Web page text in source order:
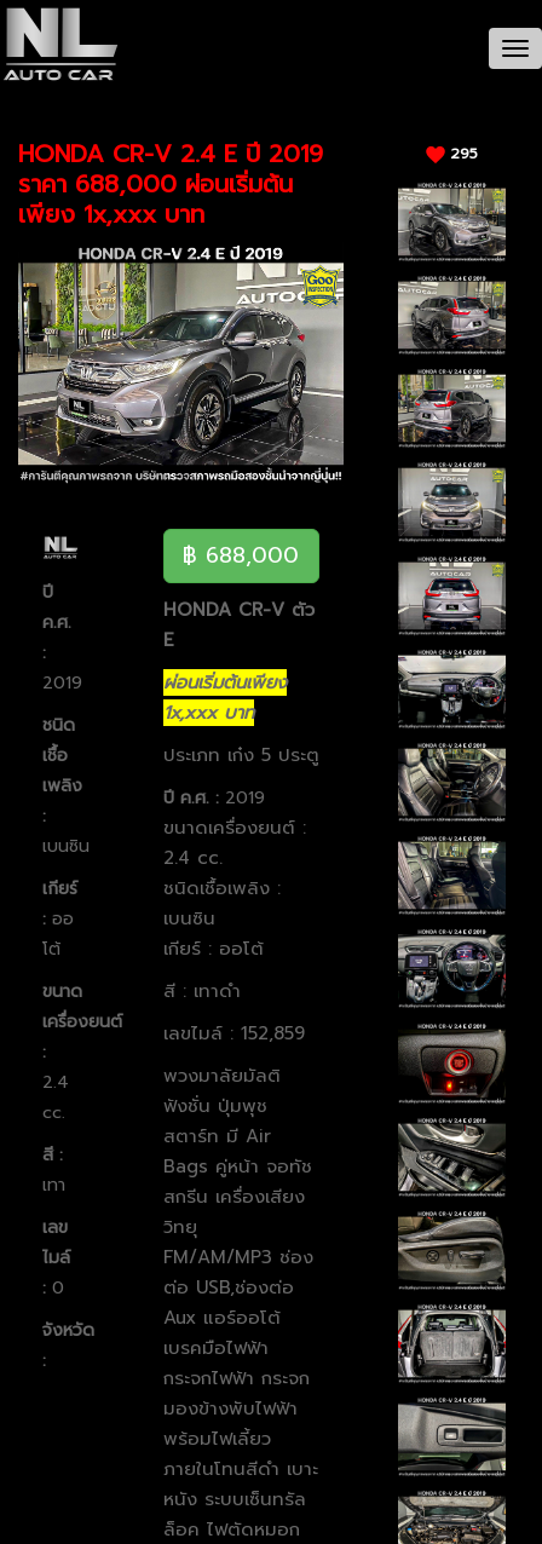
HONDA CR-V 2.4 E ปี 2019
ราคา 688,000 ผ่อนเริ่มต้น
เพียง 1x,xxx บาท
ปี
ค.ศ.
:
2019
ชนิด
เชื้อ
เพลิง
:
เบนซิน
เกียร์
: ออ
โต้
ขนาด
เครื่องยนต์
:
2.4
cc.
สี :
เทา
เลข
ไมล์
: 0
จังหวัด
:
฿ 688,000
HONDA CR-V ตัว
E
ผ่อนเริ่มต้นเพียง
1x,xxx บาท
ประเภท เก๋ง 5 ประตู
ปี ค.ศ. : 2019
ขนาดเครื่องยนต์ :
2.4 cc.
ชนิดเชื้อเพลิง :
เบนซิน
เกียร์ : ออโต้
สี : เทาดำ
เลขไมล์ : 152,859
พวงมาลัยมัลติ
ฟังชั่น ปุ่มพุช
สตาร์ท มี Air
Bags คู่หน้า จอทัช
สกรีน เครื่องเสียง
วิทยุ
FM/AM/MP3 ช่อง
ต่อ USB,ช่องต่อ
Aux แอร์ออโต้
เบรคมือไฟฟ้า
กระจกไฟฟ้า กระจก
มองข้างพับไฟฟ้า
พร้อมไฟเลี้ยว
ภายในโทนสีดำ เบาะ
หนัง ระบบเซ็นทรัล
ล็อค ไฟตัดหมอก
295